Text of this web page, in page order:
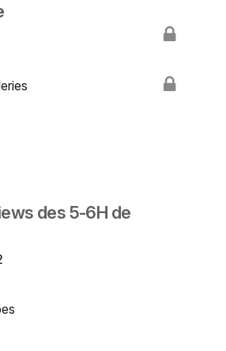
des 5-6H de